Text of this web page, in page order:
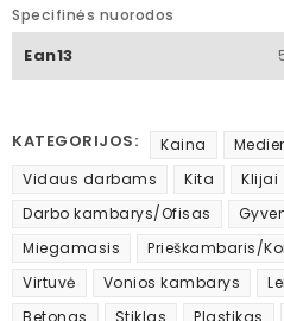
Specifinės nuorodos
Ean13
KATEGORIJOS: Kaina
Vidaus darbams
Kita Klijai
Darbo kambarys/Ofisas
Miegamasis
Prieškambaris/
Virtuvė
Vonios kambarys
Betonas
Stiklas Plastikas